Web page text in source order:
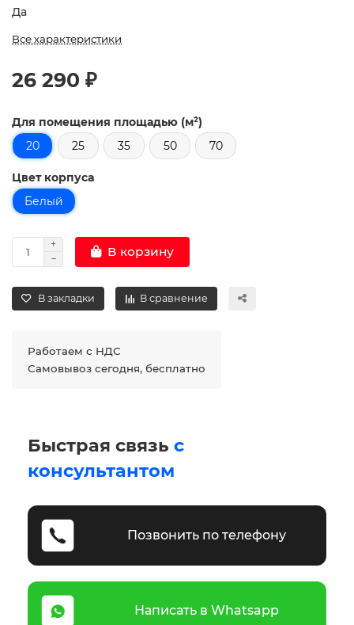
Да
Все характеристики
26 290 ₽
Для помещения площадью (м²)
20
25 35 50 70
Цвет корпуса
Белый
В корзину
В закладки В сравнение
Работаем с НДС
Самовывоз сегодня, бесплатно
Быстрая связь с
консультантом
Позвонить по телефону
Написать в Whatsapp